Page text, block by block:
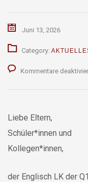
Juni 13, 2026
Category:
Kommentare
Liebe Eltern,
Schüler*innen und
Kollegen*innen,
der Englisch LK der Q1